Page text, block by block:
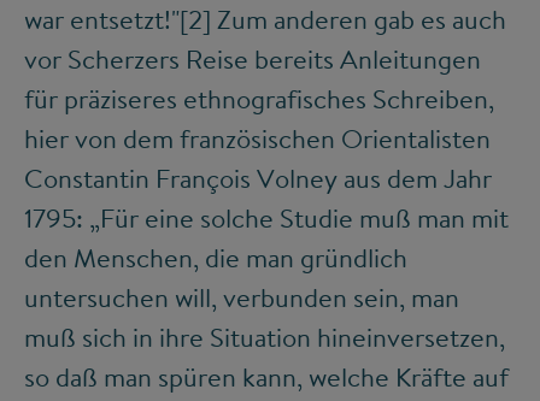
war entsetzt!"[2] Zum anderen gab es auch
vor Scherzers Reise bereits Anleitungen
für präziseres ethnografisches Schreiben,
hier von dem französischen Orientalisten
Constantin François Volney aus dem Jahr
1795: „Für eine solche Studie muß man mit
den Menschen, die man gründlich
untersuchen will, verbunden sein, man
muß sich in ihre Situation hineinversetzen,
so daß man spüren kann, welche Kräfte auf